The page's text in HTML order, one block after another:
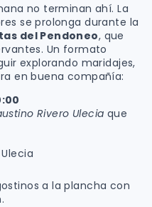
no terminan ahí. La
se prolonga durante la
del Pendoneo, que
Un formato
explorando maridajes,
en buena compañía:
Rivero Ulecia que
a la plancha con